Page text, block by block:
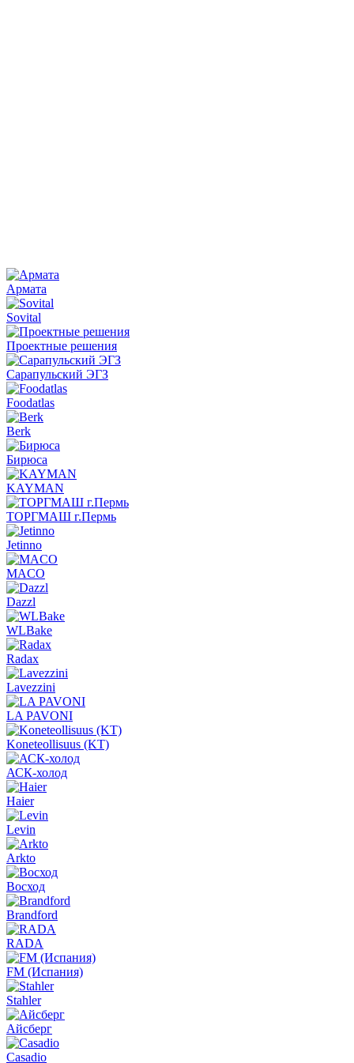
Армата
Sovital
Проектные решения
Сарапульский ЭГЗ
Foodatlas
Berk
Бирюса
KAYMAN
ТОРГМАШ г.Пермь
Jetinno
MACO
Dazzl
WLBake
Radax
Lavezzini
LA PAVONI
Koneteollisuus (KT)
АСК-холод
Haier
Levin
Arkto
Восход
Brandford
RADA
FM (Испания)
Stahler
Айсберг
Casadio